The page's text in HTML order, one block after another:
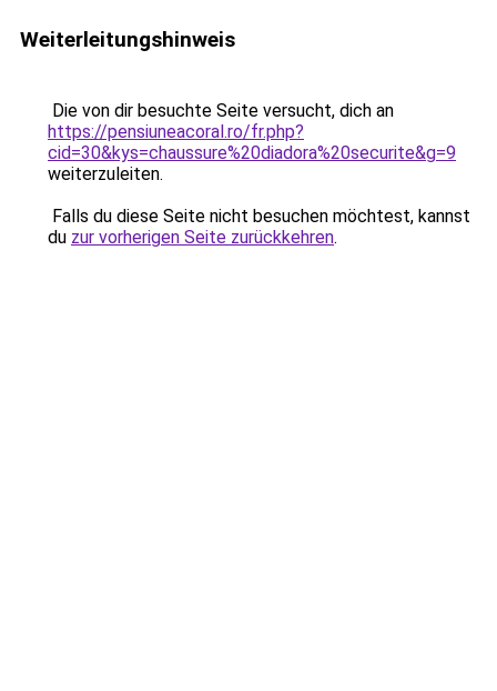
Weiterleitungshinweis
Die von dir besuchte Seite versucht, dich an
https://pensiuneacoral.ro/fr.php?
cid=30&kys=chaussure%20diadora%20securite&g=9
weiterzuleiten.
Falls du diese Seite nicht besuchen möchtest, kannst
du zur vorherigen Seite zurückkehren.